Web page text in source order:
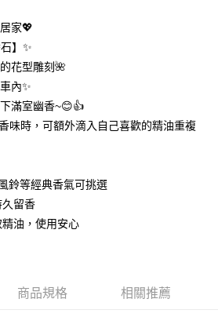
品之後才付款」的支付方式。 讓您購物簡單
需綁卡、不需儲值。
訊認證，即可結帳。
後，再付款。
程】
先享後付」後，將跳轉至「AFTEE先享後付」
認金額後，即可完成結帳。
內，點擊此簡訊中的連結，可透過四大超商／
進行付款，方視為交易完成。
不需立刻繳費，但若您需要取消訂單，請聯絡
意取消之訂單仍視為有效，需透過AFTEE先享
以上)免運費
以上)免運費
以上)免運費
家💖
】✨
花型雕刻🌺
內✨
滿室幽香~😊👍️
味時，可額外滴入自己喜歡的精油重複
鈴等經典香氣可挑選
留香
油，使用安心
商品規格 相關推薦